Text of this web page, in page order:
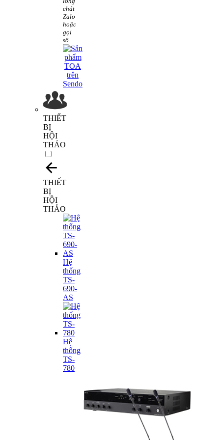
chát
Zalo
hoặc
gọi
số
THIẾT
BỊ
HỘI
THẢO
THIẾT
BỊ
HỘI
THẢO
Hệ
thống
TS-
690-
AS
Hệ
thống
TS-
780